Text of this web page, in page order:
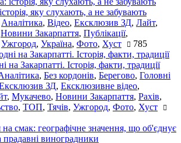
яку слухають, а не забувають
Аналітика, Відео, Ексклюзив ЗД, Лайт,
Новини Закарпаття, Публікації,
Ужгород, Україна, Фото, Хуст 785
на Закарпатті. Історія, факти, традиції
, Без кордонів, Берегово, Головні
ЗД, Ексклюзивне відео,
, Мукачево, Новини Закарпаття, Рахів,
, ТОП, Тячів, Ужгород, Фото, Хуст